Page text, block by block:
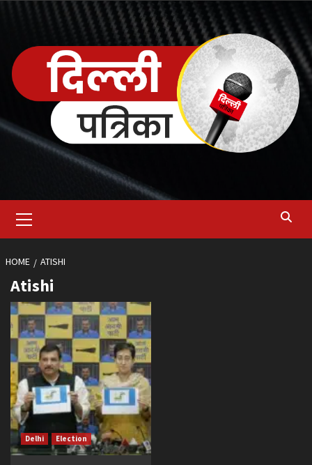
content
Menu
HOME ATISHI
Atishi
Delhi Election